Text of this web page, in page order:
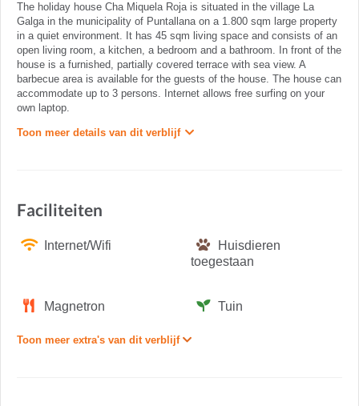
The holiday house Cha Miquela Roja is situated in the village La
Galga in the municipality of Puntallana on a 1.800 sqm large property
in a quiet environment. It has 45 sqm living space and consists of an
open living room, a kitchen, a bedroom and a bathroom. In front of the
house is a furnished, partially covered terrace with sea view. A
barbecue area is available for the guests of the house. The house can
accommodate up to 3 persons. Internet allows free surfing on your
own laptop.
Toon meer details van dit verblijf
Faciliteiten
Internet/Wifi
Huisdieren
toegestaan
Magnetron Tuin
Toon meer extra's van dit verblijf